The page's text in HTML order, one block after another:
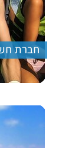
חברת
ימי גיבוש